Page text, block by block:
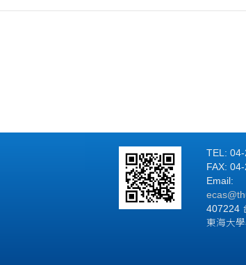
TEL: 04-
FAX:
Email:
407224
東海大